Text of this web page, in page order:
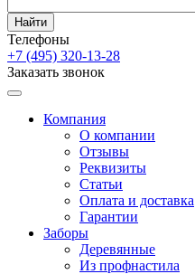
Найти
Телефоны
+7 (495) 320-13-28
Заказать звонок
Компания
О компании
Отзывы
Реквизиты
Статьи
Оплата и доставка
Гарантии
Заборы
Деревянные
Из профнастила